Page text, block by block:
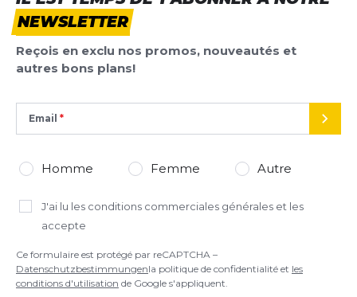
AJOUTER UN AVIS
Ce formulaire est protégé par reCAPTCHA –
Datenschutzbestimmungen
NEWSLETTER
Reçois en exclu nos promos, nouveautés et
autres bons plans!
Email
Homme Femme Autre
J'ai lu les conditions commerciales générales et les
accepte
Ce formulaire est protégé par reCAPTCHA –
Datenschutzbestimmungenla politique de confidentialité et les
conditions d'utilisation de Google s'appliquent.